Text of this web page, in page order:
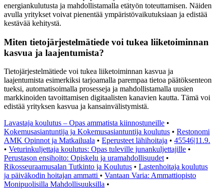
energiankulutusta ja mahdollistamalla etätyön toteuttamisen. Näiden
avulla yritykset voivat pienentää ympäristövaikutuksiaan ja edistää
kestävää kehitystä.
Miten tietojärjestelmätiede voi tukea liiketoiminnan
kasvua ja laajentumista?
Tietojärjestelmätiede voi tukea liiketoiminnan kasvua ja
laajentumista esimerkiksi tarjoamalla parempaa tietoa päätöksenteon
tueksi, automatisoimalla prosesseja ja mahdollistamalla uusien
markkinoiden tavoittamisen digitaalisten kanavien kautta. Tämä voi
edistää yrityksen kasvua ja kansainvälistymistä.
Lavastaja koulutus – Opas ammatista kiinnostuneille •
Kokemusasiantuntija ja Kokemusasiantuntija koulutus • Restonomi
AMK Opinnot ja Matkailuala • Eperusteet lähihoitaja • 45546|11.9.
• Veturinkuljettaja koulutus: Opas tuleville junankuljettajille •
Perustason ensihoito: Opiskelu ja uramahdollisuudet •
Rikosseuraamusalan Tutkinto ja Koulutus • Lastenhoitaja koulutus
ja päiväkodin hoitajan ammatti • Vantaan Varia: Ammattiopisto
Monipuolisilla Mahdollisuuksilla •